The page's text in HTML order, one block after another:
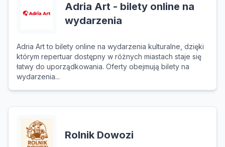
Adria Art - bilety online na
wydarzenia
Adria Art to bilety online na wydarzenia kulturalne, dzięki
którym repertuar dostępny w różnych miastach staje się
łatwy do uporządkowania. Oferty obejmują bilety na
wydarzenia...
Rolnik Dowozi